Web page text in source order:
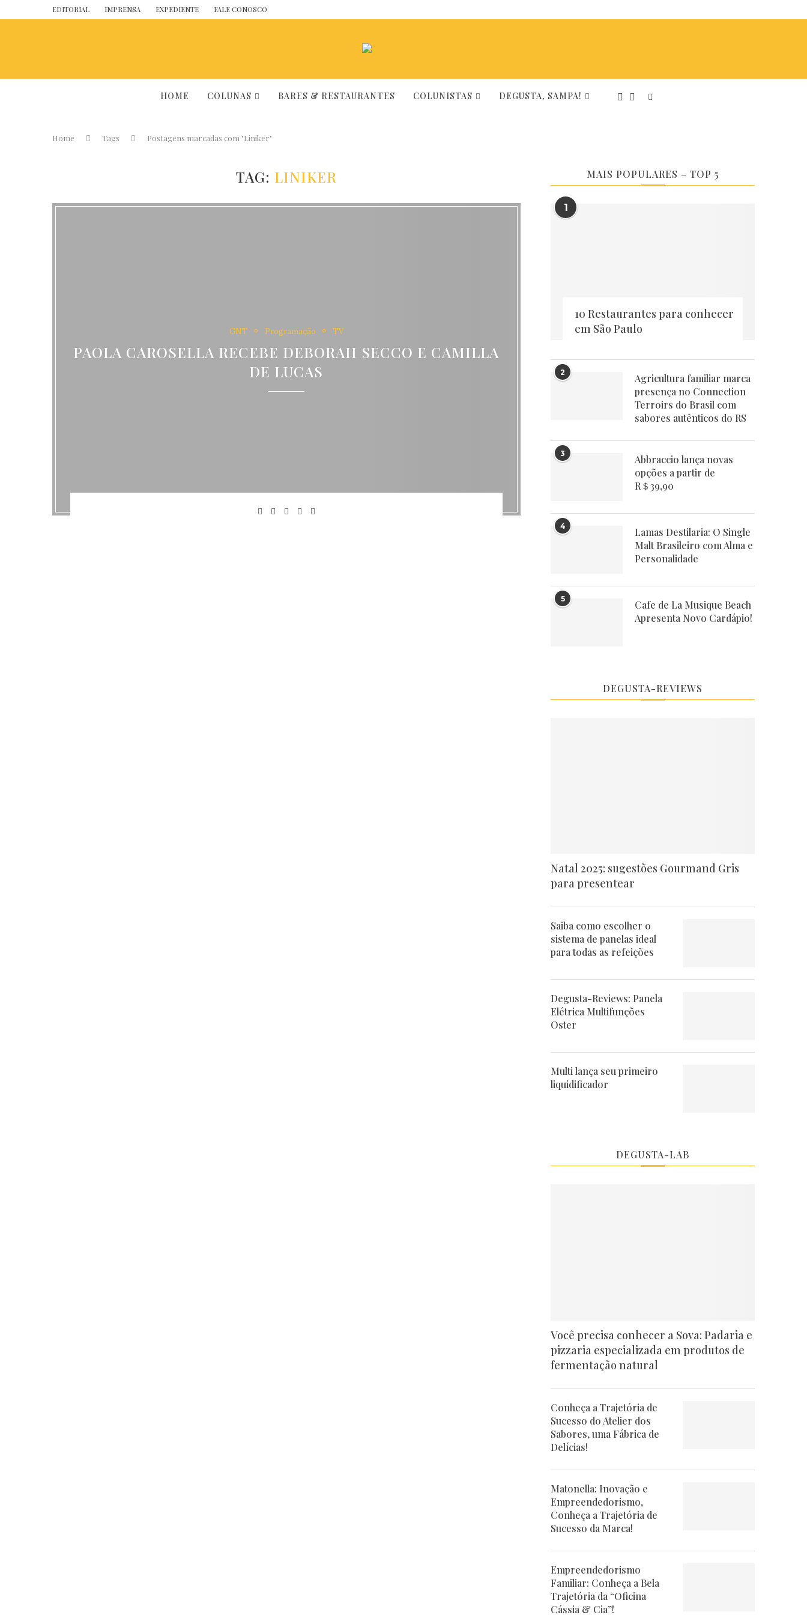
EDITORIAL IMPRENSA EXPEDIENTE FALE CONOSCO
HOME COLUNAS BARES & RESTAURANTES COLUNISTAS DEGUSTA, SAMPA!
Home Tags Postagens marcadas com "Liniker"
TAG: LINIKER
GNT Programação TV
PAOLA CAROSELLA RECEBE DEBORAH SECCO E CAMILLA
DE LUCAS
MAIS POPULARES – TOP 5
1
10 Restaurantes para conhecer
em São Paulo
2
Agricultura familiar marca
presença no Connection
Terroirs do Brasil com
sabores autênticos do RS
3
Abbraccio lança novas
opções a partir de
R＄39,90
4
Lamas Destilaria: O Single
Malt Brasileiro com Alma e
Personalidade
5
Cafe de La Musique Beach
Apresenta Novo Cardápio!
DEGUSTA-REVIEWS
Natal 2025: sugestões Gourmand Gris
para presentear
Saiba como escolher o
sistema de panelas ideal
para todas as refeições
Degusta-Reviews: Panela
Elétrica Multifunções
Oster
Multi lança seu primeiro
liquidificador
DEGUSTA-LAB
Você precisa conhecer a Sova: Padaria e
pizzaria especializada em produtos de
fermentação natural
Conheça a Trajetória de
Sucesso do Atelier dos
Sabores, uma Fábrica de
Delícias!
Matonella: Inovação e
Empreendedorismo,
Conheça a Trajetória de
Sucesso da Marca!
Empreendedorismo
Familiar: Conheça a Bela
Trajetória da “Oficina
Cássia & Cia”!